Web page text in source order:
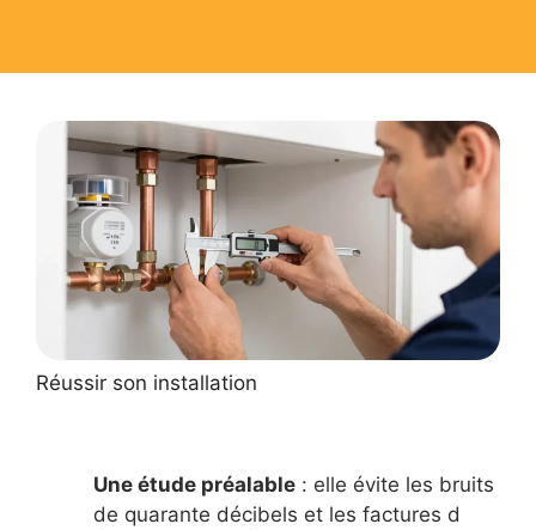
Réussir son installation
Une étude préalable : elle évite les bruits
de quarante décibels et les factures d